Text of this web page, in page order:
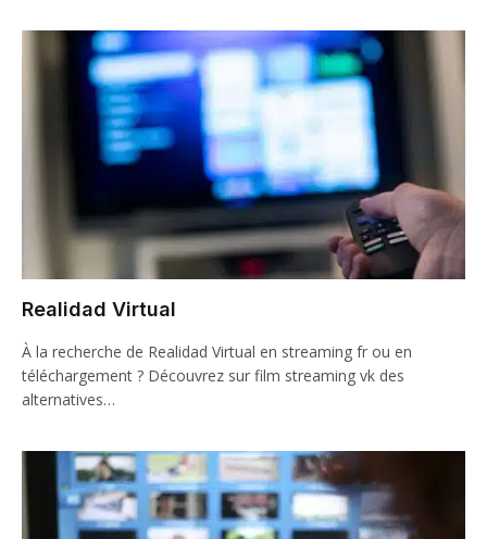
Realidad Virtual
À la recherche de Realidad Virtual en streaming fr ou en
téléchargement ? Découvrez sur film streaming vk des
alternatives…